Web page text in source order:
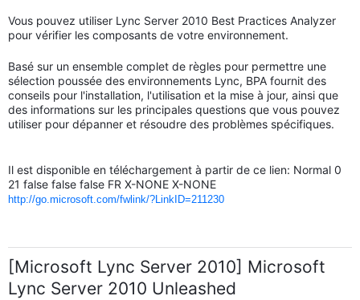
Vous pouvez utiliser Lync Server 2010 Best Practices Analyzer
pour vérifier les composants de votre environnement.
Basé sur un ensemble complet de règles pour permettre une
sélection poussée des environnements Lync, BPA fournit des
conseils pour l'installation, l'utilisation et la mise à jour, ainsi que
des informations sur les principales questions que vous pouvez
utiliser pour dépanner et résoudre des problèmes spécifiques.
Il est disponible en téléchargement à partir de ce lien: Normal 0
21 false false false FR X-NONE X-NONE
http://go.microsoft.com/fwlink/?LinkID=211230
[Microsoft Lync Server 2010] Microsoft
Lync Server 2010 Unleashed